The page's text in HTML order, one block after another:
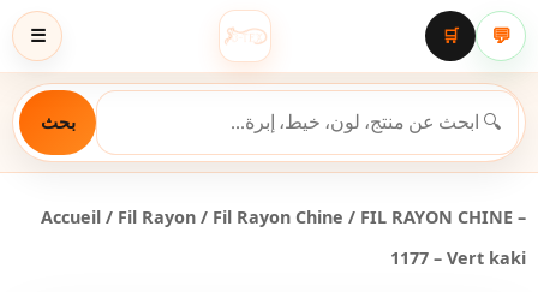
☰ 💬
🛒
بحث
Accueil / Fil Rayon / Fil Rayon Chine / FIL RAYON CHINE –
1177 – Vert kaki